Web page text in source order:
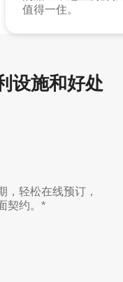
值得一住。
设施和好处
，轻松在线预订，
契约。*